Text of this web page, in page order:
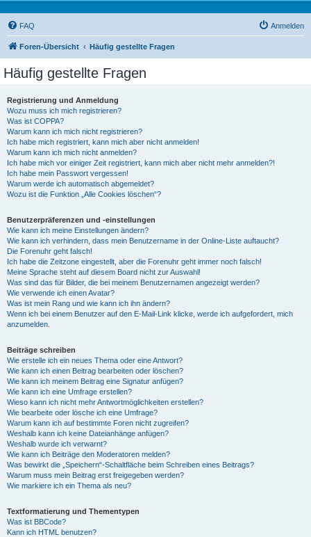
FAQ Anmelden
Foren-Übersicht Häufig gestellte Fragen
Häufig gestellte Fragen
Registrierung und Anmeldung
Wozu muss ich mich registrieren?
Was ist COPPA?
Warum kann ich mich nicht registrieren?
Ich habe mich registriert, kann mich aber nicht anmelden!
Warum kann ich mich nicht anmelden?
Ich habe mich vor einiger Zeit registriert, kann mich aber nicht mehr anmelden?!
Ich habe mein Passwort vergessen!
Warum werde ich automatisch abgemeldet?
Wozu ist die Funktion „Alle Cookies löschen“?
Benutzerpräferenzen und -einstellungen
Wie kann ich meine Einstellungen ändern?
Wie kann ich verhindern, dass mein Benutzername in der Online-Liste auftaucht?
Die Forenuhr geht falsch!
Ich habe die Zeitzone eingestellt, aber die Forenuhr geht immer noch falsch!
Meine Sprache steht auf diesem Board nicht zur Auswahl!
Was sind das für Bilder, die bei meinem Benutzernamen angezeigt werden?
Wie verwende ich einen Avatar?
Was ist mein Rang und wie kann ich ihn ändern?
Wenn ich bei einem Benutzer auf den E-Mail-Link klicke, werde ich aufgefordert, mich
anzumelden.
Beiträge schreiben
Wie erstelle ich ein neues Thema oder eine Antwort?
Wie kann ich einen Beitrag bearbeiten oder löschen?
Wie kann ich meinem Beitrag eine Signatur anfügen?
Wie kann ich eine Umfrage erstellen?
Wieso kann ich nicht mehr Antwortmöglichkeiten erstellen?
Wie bearbeite oder lösche ich eine Umfrage?
Warum kann ich auf bestimmte Foren nicht zugreifen?
Weshalb kann ich keine Dateianhänge anfügen?
Weshalb wurde ich verwarnt?
Wie kann ich Beiträge den Moderatoren melden?
Was bewirkt die „Speichern“-Schaltfläche beim Schreiben eines Beitrags?
Warum muss mein Beitrag erst freigegeben werden?
Wie markiere ich ein Thema als neu?
Textformatierung und Thementypen
Was ist BBCode?
Kann ich HTML benutzen?